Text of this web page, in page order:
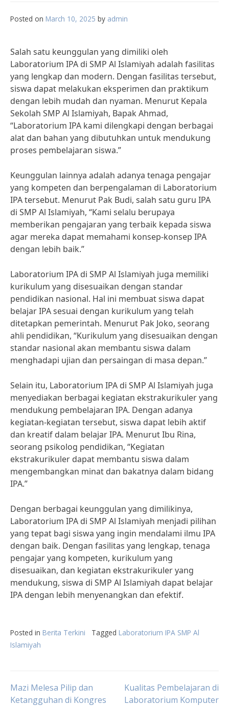
Posted on March 10, 2025 by admin
Salah satu keunggulan yang dimiliki oleh
Laboratorium IPA di SMP Al Islamiyah adalah fasilitas
yang lengkap dan modern. Dengan fasilitas tersebut,
siswa dapat melakukan eksperimen dan praktikum
dengan lebih mudah dan nyaman. Menurut Kepala
Sekolah SMP Al Islamiyah, Bapak Ahmad,
“Laboratorium IPA kami dilengkapi dengan berbagai
alat dan bahan yang dibutuhkan untuk mendukung
proses pembelajaran siswa.”
Keunggulan lainnya adalah adanya tenaga pengajar
yang kompeten dan berpengalaman di Laboratorium
IPA tersebut. Menurut Pak Budi, salah satu guru IPA
di SMP Al Islamiyah, “Kami selalu berupaya
memberikan pengajaran yang terbaik kepada siswa
agar mereka dapat memahami konsep-konsep IPA
dengan lebih baik.”
Laboratorium IPA di SMP Al Islamiyah juga memiliki
kurikulum yang disesuaikan dengan standar
pendidikan nasional. Hal ini membuat siswa dapat
belajar IPA sesuai dengan kurikulum yang telah
ditetapkan pemerintah. Menurut Pak Joko, seorang
ahli pendidikan, “Kurikulum yang disesuaikan dengan
standar nasional akan membantu siswa dalam
menghadapi ujian dan persaingan di masa depan.”
Selain itu, Laboratorium IPA di SMP Al Islamiyah juga
menyediakan berbagai kegiatan ekstrakurikuler yang
mendukung pembelajaran IPA. Dengan adanya
kegiatan-kegiatan tersebut, siswa dapat lebih aktif
dan kreatif dalam belajar IPA. Menurut Ibu Rina,
seorang psikolog pendidikan, “Kegiatan
ekstrakurikuler dapat membantu siswa dalam
mengembangkan minat dan bakatnya dalam bidang
IPA.”
Dengan berbagai keunggulan yang dimilikinya,
Laboratorium IPA di SMP Al Islamiyah menjadi pilihan
yang tepat bagi siswa yang ingin mendalami ilmu IPA
dengan baik. Dengan fasilitas yang lengkap, tenaga
pengajar yang kompeten, kurikulum yang
disesuaikan, dan kegiatan ekstrakurikuler yang
mendukung, siswa di SMP Al Islamiyah dapat belajar
IPA dengan lebih menyenangkan dan efektif.
Posted in Berita Terkini Tagged Laboratorium IPA SMP Al
Islamiyah
Post
Mazi Melesa Pilip dan
Ketangguhan di Kongres
Kualitas Pembelajaran di
Laboratorium Komputer